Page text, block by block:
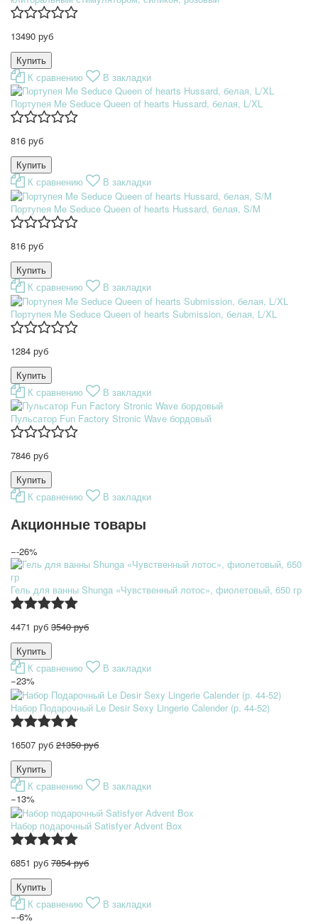
13490 руб
К сравнению
В закладки
Портупея Me Seduce Queen of hearts Hussard, белая, L/XL
816 руб
К сравнению
В закладки
Портупея Me Seduce Queen of hearts Hussard, белая, S/M
816 руб
К сравнению
В закладки
Портупея Me Seduce Queen of hearts Submission, белая, L/XL
1284 руб
К сравнению
В закладки
Пульсатор Fun Factory Stronic Wave бордовый
7846 руб
К сравнению В закладки
Акционные товары
−-26%
Гель для ванны Shunga «Чувственный лотос», фиолетовый, 650 гр
4471 руб 3540 руб
К сравнению
В закладки
−23%
Набор Подарочный Le Desir Sexy Lingerie Calender (р. 44-52)
16507 руб 21350 руб
К сравнению
В закладки
−13%
Набор подарочный Satisfyer Advent Box
6851 руб 7854 руб
К сравнению
В закладки
−-6%